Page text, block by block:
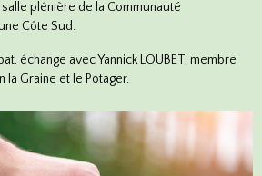
plénière de la Communauté
Côte Sud.
échange avec Yannick LOUBET, membre
Graine et le Potager.